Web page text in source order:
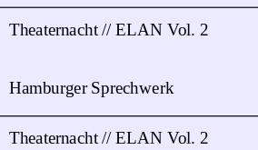
Hamburger Sprechwerk
Theaternacht // ELAN Vol. 2
Theaternacht // ELAN Vol. 2